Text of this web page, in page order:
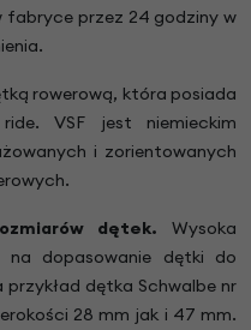
fabryce przez 24 godziny w
rowerową, która posiada
VSF jest niemieckim
i zorientowanych
dętek. Wysoka
dopasowanie dętki do
dętka Schwalbe nr
28 mm jak i 47 mm.